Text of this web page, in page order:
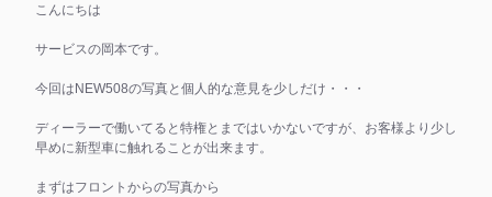
こんにちは
サービスの岡本です。
今回はNEW508の写真と個人的な意見を少しだけ・・・
ディーラーで働いてると特権とまではいかないですが、お客様より少し
早めに新型車に触れることが出来ます。
まずはフロントからの写真から